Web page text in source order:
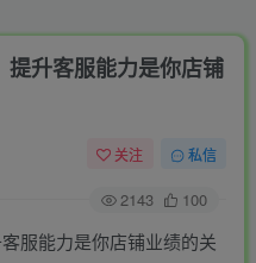
提升客服能力是你店铺
关注 私信
2143 100
服能力是你店铺业绩的关